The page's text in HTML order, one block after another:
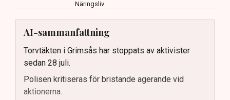
Näringsliv
AI-sammanfattning
Torvtäkten i Grimsås har stoppats av aktivister
sedan 28 juli.
Polisen kritiseras för bristande agerande vid
aktionerna.